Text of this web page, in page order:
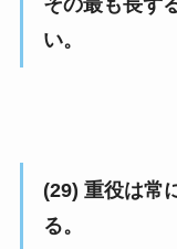
その最も長ず
い。
(29) 重役は常
る。